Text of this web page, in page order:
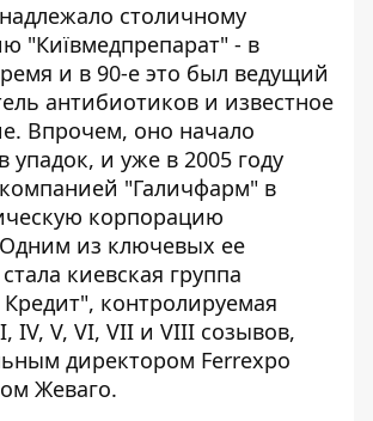
столичному
"Київмедпрепарат" - в
и в 90-е это был ведущий
антибиотиков и известное
Впрочем, оно начало
упадок, и уже в 2005 году
"Галичфарм" в
корпорацию
Одним из ключевых ее
киевская группа
Кредит", контролируемая
IV, V, VI, VII и VIII созывов,
директором Ferrexpo
Жеваго.